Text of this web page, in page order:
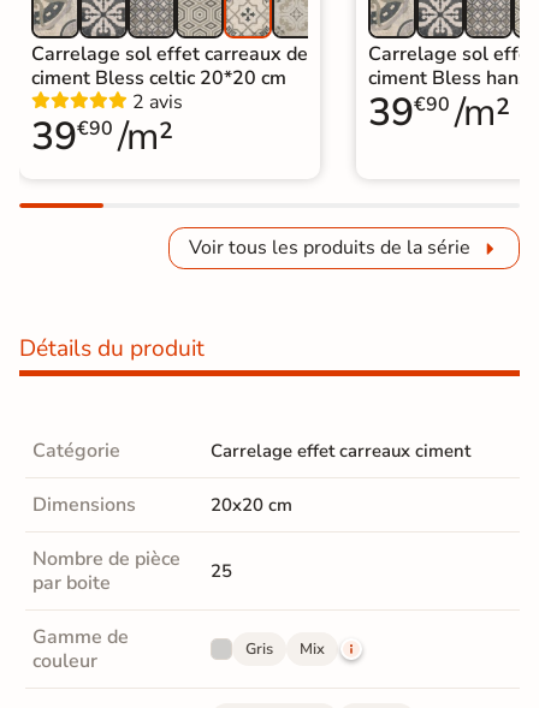
Carrelage sol effet carreaux de
ciment Bless celtic 20*20 cm
2 avis
39€90 /m²
Carrelage sol
ciment Bless hans
39€90 /m²
Voir tous les produits de la série
Détails du produit
Catégorie Carrelage effet carreaux ciment
Dimensions 20x20 cm
Nombre de pièce
par boite
25
Gamme de
couleur
Gris Mix